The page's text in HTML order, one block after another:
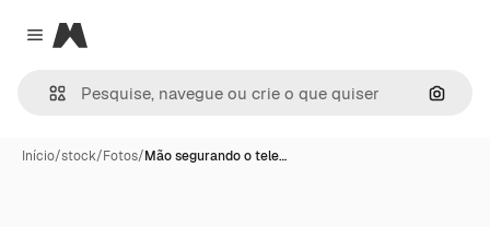
Close menu
Magnific
Início/stock/Fotos/Mão segurando o tele…